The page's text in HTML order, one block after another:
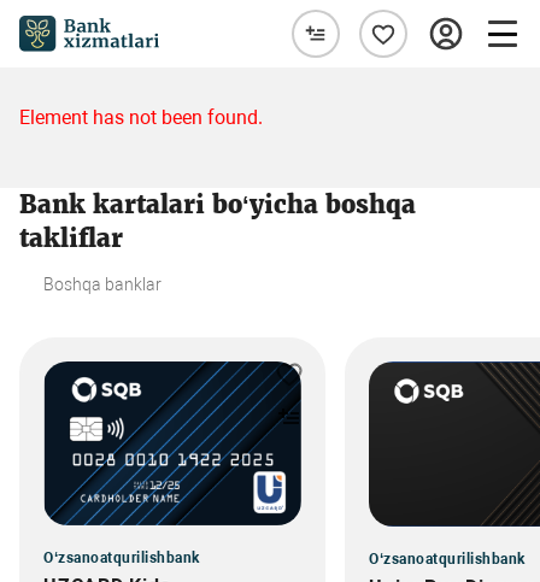
Element has not been found.
Bank kartalari bo‘yicha boshqa
takliflar
Boshqa banklar
O‘zsanoatqurilishbank O‘zsanoatqurilishbank